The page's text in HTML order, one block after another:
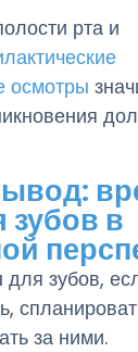
рта и
осмотры
в
зубов,
за ними.